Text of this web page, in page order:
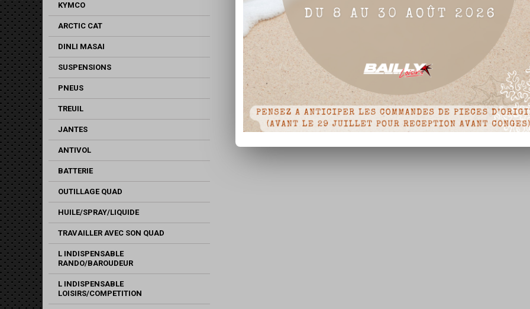
KYMCO
ARCTIC CAT
DINLI MASAI
SUSPENSIONS
PNEUS
TREUIL
JANTES
ANTIVOL
BATTERIE
OUTILLAGE QUAD
HUILE/SPRAY/LIQUIDE
TRAVAILLER AVEC SON QUAD
L INDISPENSABLE
RANDO/BAROUDEUR
L INDISPENSABLE
LOISIRS/COMPETITION